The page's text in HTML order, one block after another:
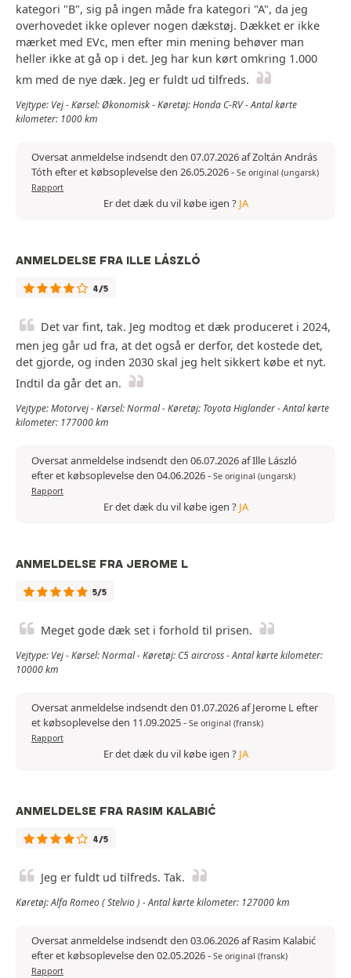
kategori "B", sig på ingen måde fra kategori "A", da jeg
overhovedet ikke oplever nogen dækstøj. Dækket er ikke
mærket med EVc, men efter min mening behøver man
heller ikke at gå op i det. Jeg har kun kørt omkring 1.000
km med de nye dæk. Jeg er fuldt ud tilfreds.
Vejtype: Vej - Kørsel: Økonomisk - Køretøj: Honda C-RV - Antal kørte
kilometer: 1000 km
Oversat anmeldelse indsendt den 07.07.2026 af Zoltán András
Tóth efter et købsoplevelse den 26.05.2026- Se original (ungarsk)
Rapport
Er det dæk du vil købe igen ? JA
ANMELDELSE FRA ILLE LÁSZLÓ
4/5
Det var fint, tak. Jeg modtog et dæk produceret i 2024,
men jeg går ud fra, at det også er derfor, det kostede det,
det gjorde, og inden 2030 skal jeg helt sikkert købe et nyt.
Indtil da går det an.
Vejtype: Motorvej - Kørsel: Normal - Køretøj: Toyota Higlander - Antal kørte
kilometer: 177000 km
Oversat anmeldelse indsendt den 06.07.2026 af Ille László
efter et købsoplevelse den 04.06.2026- Se original (ungarsk)
Rapport
Er det dæk du vil købe igen ? JA
ANMELDELSE FRA JEROME L
5/5
Meget gode dæk set i forhold til prisen.
Vejtype: Vej - Kørsel: Normal - Køretøj: C5 aircross - Antal kørte kilometer:
10000 km
Oversat anmeldelse indsendt den 01.07.2026 af Jerome L efter
et købsoplevelse den 11.09.2025- Se original (fransk)
Rapport
Er det dæk du vil købe igen ? JA
ANMELDELSE FRA RASIM KALABIĆ
4/5
Jeg er fuldt ud tilfreds. Tak.
Køretøj: Alfa Romeo ( Stelvio ) - Antal kørte kilometer: 127000 km
Oversat anmeldelse indsendt den 03.06.2026 af Rasim Kalabić
efter et købsoplevelse den 02.05.2026- Se original (fransk)
Rapport